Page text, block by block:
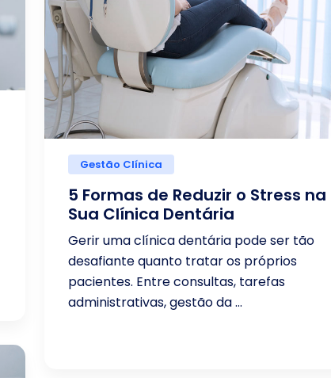
Gestão Clínica
5 Formas de Reduzir o Stress na
Sua Clínica Dentária
Gerir uma clínica dentária pode ser tão
desafiante quanto tratar os próprios
pacientes. Entre consultas, tarefas
administrativas, gestão da ...